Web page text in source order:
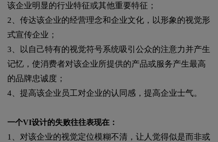
该企业明显的行业特征或其他重要特征；
2、传达该企业的经营理念和企业文化，以形象的视觉形
式宣传企业；
3、以自己特有的视觉符号系统吸引公众的注意力并产生
记忆，使消费者对该企业所提供的产品或服务产生最高
的品牌忠诚度；
4、提高该企业员工对企业的认同感，提高企业士气。
一个VI设计的失败往往表现在：
1、对该企业的视觉定位模糊不清，让人觉得似是而非或